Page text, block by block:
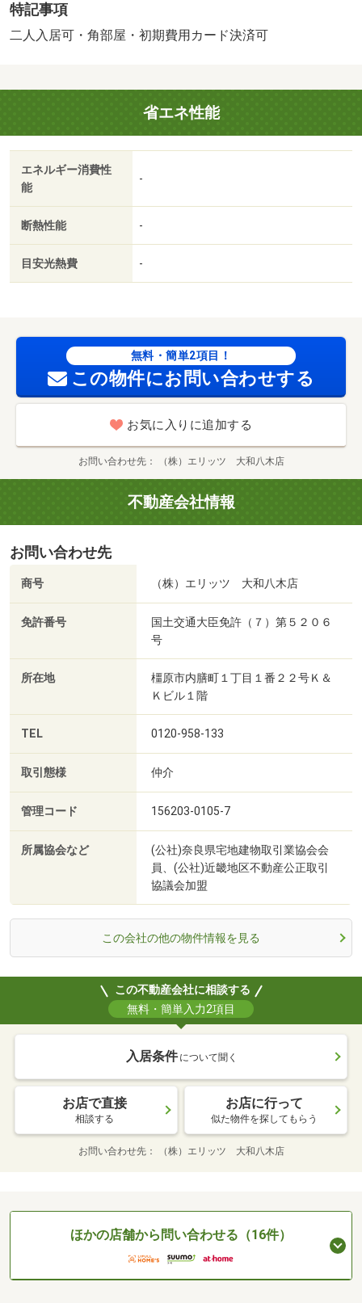
ク置場：なし・駐輪場：有
特記事項
二人入居可・角部屋・初期費用カード決済可
省エネ性能
エネルギー消費性
能
-
断熱性能 -
目安光熱費 -
無料・簡単2項目！
この物件にお問い合わせする
お気に入りに追加する
お問い合わせ先 （株）エリッツ 大和八木店
不動産会社情報
お問い合わせ先
商号 （株）エリッツ 大和八木店
免許番号
国土交通大臣免許（７）第５２０６
号
所在地
橿原市内膳町１丁目１番２２号Ｋ＆
Ｋビル１階
TEL 0120-958-133
取引態様 仲介
管理コード 156203-0105-7
所属協会など
(公社)奈良県宅地建物取引業協会会
員、(公社)近畿地区不動産公正取引
協議会加盟
この会社の他の物件情報を見る
この不動産会社に相談する
無料・簡単入力2項目
入居条件 について聞く
お店で直接
相談する
お店に行って
似た物件を探してもらう
お問い合わせ先 （株）エリッツ 大和八木店
ほかの店舗から問い合わせる（16件）